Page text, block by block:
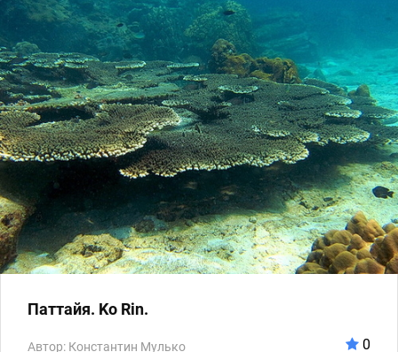
Паттайя. Ko Rin.
Автор: Константин Мулько 0